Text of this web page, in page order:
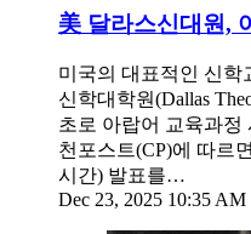
美 달라스신대원,
미국의 대표적인 신학
신학대학원(Dallas
초로 아랍어 교육과정
천포스트(CP)에 따르
시간) 발표를…
Dec 23, 2025 10:35 AM